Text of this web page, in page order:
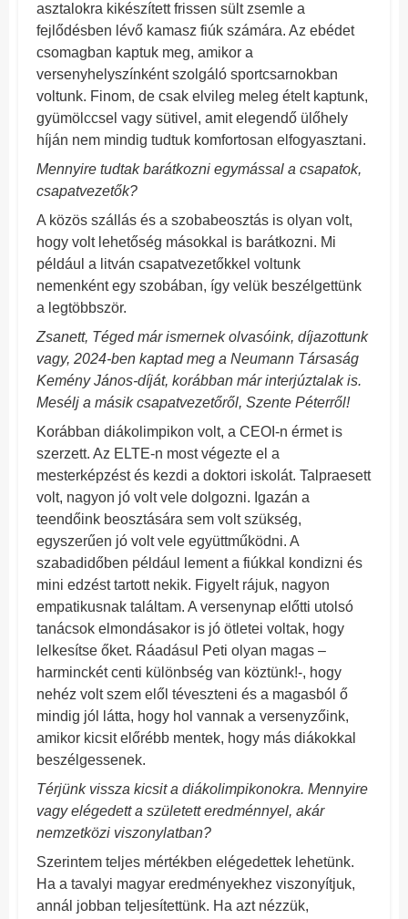
asztalokra kikészített frissen sült zsemle a
fejlődésben lévő kamasz fiúk számára. Az ebédet
csomagban kaptuk meg, amikor a
versenyhelyszínként szolgáló sportcsarnokban
voltunk. Finom, de csak elvileg meleg ételt kaptunk,
gyümölccsel vagy sütivel, amit elegendő ülőhely
híján nem mindig tudtuk komfortosan elfogyasztani.
Mennyire tudtak barátkozni egymással a csapatok,
csapatvezetők?
A közös szállás és a szobabeosztás is olyan volt,
hogy volt lehetőség másokkal is barátkozni. Mi
például a litván csapatvezetőkkel voltunk
nemenként egy szobában, így velük beszélgettünk
a legtöbbször.
Zsanett, Téged már ismernek olvasóink, díjazottunk
vagy, 2024-ben kaptad meg a Neumann Társaság
Kemény János-díját, korábban már interjúztalak is.
Mesélj a másik csapatvezetőről, Szente Péterről!
Korábban diákolimpikon volt, a CEOI-n érmet is
szerzett. Az ELTE-n most végezte el a
mesterképzést és kezdi a doktori iskolát. Talpraesett
volt, nagyon jó volt vele dolgozni. Igazán a
teendőink beosztására sem volt szükség,
egyszerűen jó volt vele együttműködni. A
szabadidőben például lement a fiúkkal kondizni és
mini edzést tartott nekik. Figyelt rájuk, nagyon
empatikusnak találtam. A versenynap előtti utolsó
tanácsok elmondásakor is jó ötletei voltak, hogy
lelkesítse őket. Ráadásul Peti olyan magas –
harminckét centi különbség van köztünk!-, hogy
nehéz volt szem elől téveszteni és a magasból ő
mindig jól látta, hogy hol vannak a versenyzőink,
amikor kicsit előrébb mentek, hogy más diákokkal
beszélgessenek.
Térjünk vissza kicsit a diákolimpikonokra. Mennyire
vagy elégedett a született eredménnyel, akár
nemzetközi viszonylatban?
Szerintem teljes mértékben elégedettek lehetünk.
Ha a tavalyi magyar eredményekhez viszonyítjuk,
annál jobban teljesítettünk. Ha azt nézzük,